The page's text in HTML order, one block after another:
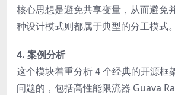
核心思想是避免共享变量，从而避免
种设计模式则都属于典型的分工模式。
4. 案例分析
这个模块着重分析 4 个经典的开源框
问题的，包括高性能限流器 Guava